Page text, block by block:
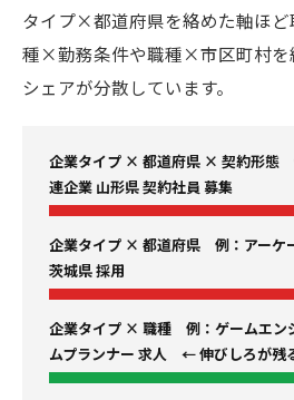
タイプ×都道府県を絡めた軸ほど
種×勤務条件や職種×市区町村を
シェアが分散しています。
企業タイプ × 都道府県 × 契約形態
連企業 山形県 契約社員 募集
企業タイプ × 都道府県 例：アーケ
茨城県 採用
企業タイプ × 職種 例：ゲームエン
ムプランナー 求人 ← 伸びしろが残